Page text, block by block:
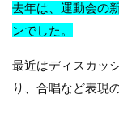
去年は、運動会の
ンでした。
最近はディスカッ
り、合唱など表現